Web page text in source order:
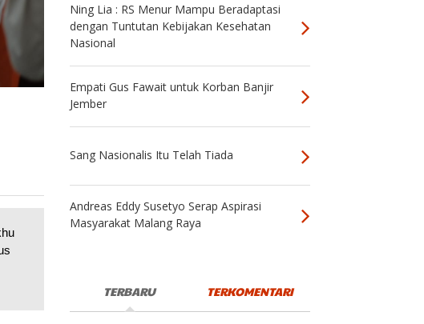
Ning Lia : RS Menur Mampu Beradaptasi
dengan Tuntutan Kebijakan Kesehatan
Nasional
Empati Gus Fawait untuk Korban Banjir
Jember
Sang Nasionalis Itu Telah Tiada
Andreas Eddy Susetyo Serap Aspirasi
Masyarakat Malang Raya
TERBARU TERKOMENTARI